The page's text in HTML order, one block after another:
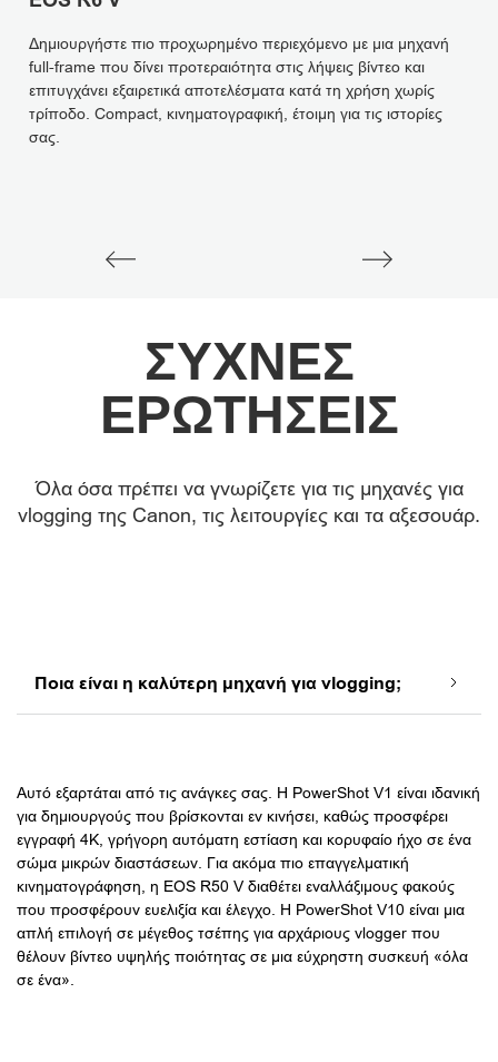
Δημιουργήστε πιο προχωρημένο περιεχόμενο με μια μηχανή
full-frame που δίνει προτεραιότητα στις λήψεις βίντεο και
επιτυγχάνει εξαιρετικά αποτελέσματα κατά τη χρήση χωρίς
τρίποδο. Compact, κινηματογραφική, έτοιμη για τις ιστορίες
σας.
ΣΥΧΝΈΣ
ΕΡΩΤΉΣΕΙΣ
Όλα όσα πρέπει να γνωρίζετε για τις μηχανές για
vlogging της Canon, τις λειτουργίες και τα αξεσουάρ.
Ποια είναι η καλύτερη μηχανή για vlogging;
Αυτό εξαρτάται από τις ανάγκες σας. Η PowerShot V1 είναι ιδανική
για δημιουργούς που βρίσκονται εν κινήσει, καθώς προσφέρει
εγγραφή 4K, γρήγορη αυτόματη εστίαση και κορυφαίο ήχο σε ένα
σώμα μικρών διαστάσεων. Για ακόμα πιο επαγγελματική
κινηματογράφηση, η EOS R50 V διαθέτει εναλλάξιμους φακούς
που προσφέρουν ευελιξία και έλεγχο. Η PowerShot V10 είναι μια
απλή επιλογή σε μέγεθος τσέπης για αρχάριους vlogger που
θέλουν βίντεο υψηλής ποιότητας σε μια εύχρηστη συσκευή «όλα
σε ένα».